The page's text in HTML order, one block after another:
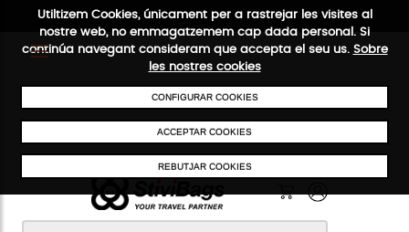
Utiltizem Cookies, únicament per a rastrejar les visites al
nostre web, no emmagatzemem cap dada personal. Si
continúa navegant consideram que accepta el seu us. Sobre
les nostres cookies
CONFIGURAR COOKIES
ACCEPTAR COOKIES
REBUTJAR COOKIES
ENVIAMENTS GRATUÏTS A PARTIR DE 50 € PAGAMENT